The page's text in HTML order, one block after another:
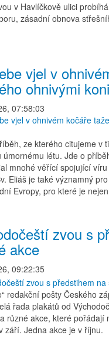
v Havlíčkově ulici
zásadní obnova
vjel v
ohnivými
07:58:03
ze kterého citujeme v
úmornému létu. Jde o
mnohé věřící spojující
Eliáš je také významný
Evropy, pro které je
zvou s
akce
09:22:35
redakční pošty Českého
řada plakátů od
různé akce, které pořádají
září. Jedna akce je v říjnu.